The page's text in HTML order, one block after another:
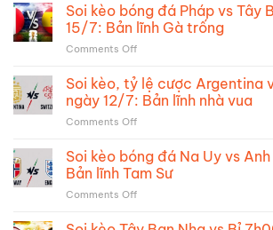
kết
trong
Anh
4h
đấu
vớt
Anh
vs
Argentina
ngày
16/7:
thủ
đại
Soi kèo bóng đá Pháp vs Tây
15/7: Bản lĩnh Gà trống
Comments Offon
kèo
bóng
đá
Pháp
Tây
Ban
Soi kèo, tỷ lệ cược Argentina
ngày 12/7: Bản lĩnh nhà vua
Comments Offon
tỷ
lệ
cược
vs
Soi kèo bóng đá Na Uy vs
Bản lĩnh Tam Sư
Comments Offon
kèo